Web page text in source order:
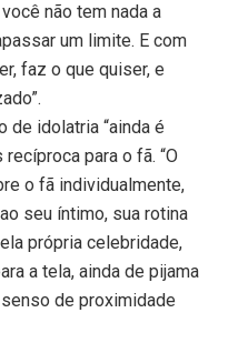
não tem nada a
um limite. E com
faz o que quiser, e
de idolatria “ainda é
para o fã. “O
o fã individualmente,
seu íntimo, sua rotina
própria celebridade,
a tela, ainda de pijama
de proximidade